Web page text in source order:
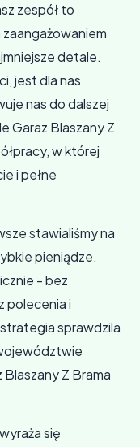
zespół to
zaangażowaniem
detale.
jest dla nas
nas do dalszej
Garaz Blaszany Z
w której
i pełne
stawialiśmy na
pieniądze.
- bez
polecenia i
sprawdzila
Blaszany Z Brama
się